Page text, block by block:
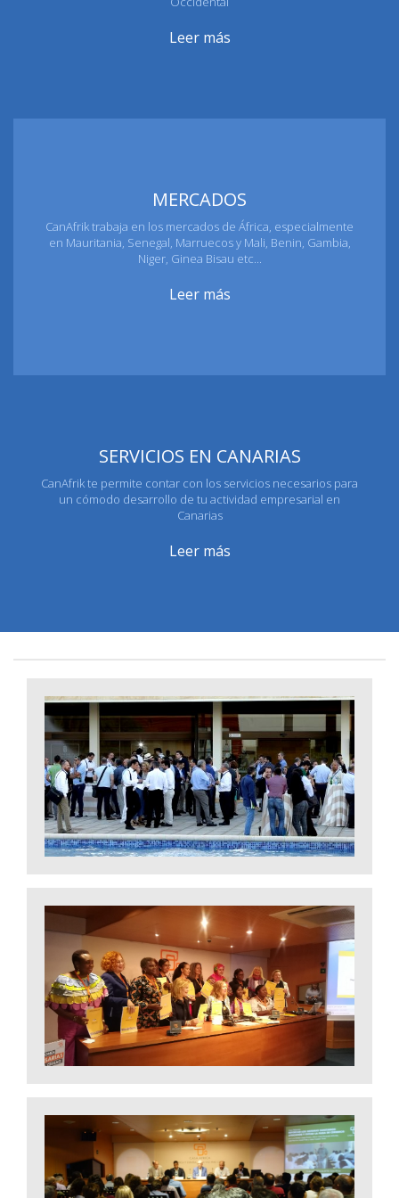
Leer más
MERCADOS
CanAfrik trabaja en los mercados de África, especialmente
en Mauritania, Senegal, Marruecos y Mali, Benin, Gambia,
Niger, Ginea Bisau etc...
Leer más
SERVICIOS EN CANARIAS
CanAfrik te permite contar con los servicios necesarios para
un cómodo desarrollo de tu actividad empresarial en
Canarias
Leer más